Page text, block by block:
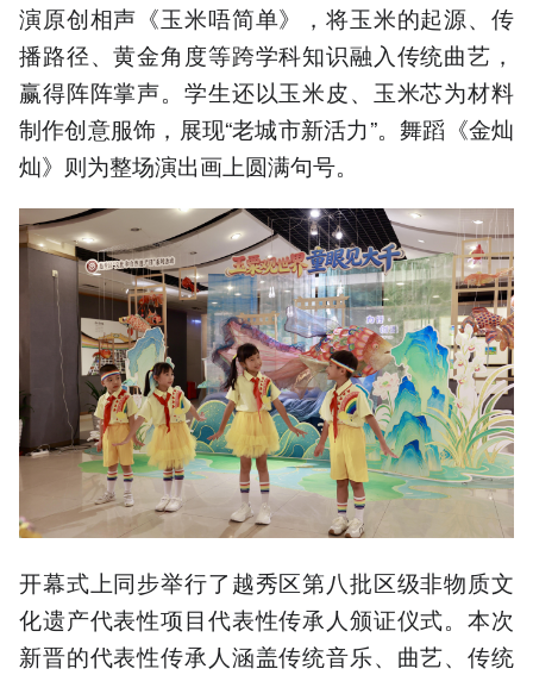
演原创相声《玉米唔简单》，将玉米的起源、传
播路径、黄金角度等跨学科知识融入传统曲艺，
赢得阵阵掌声。学生还以玉米皮、玉米芯为材料
制作创意服饰，展现“老城市新活力”。舞蹈《金灿
灿》则为整场演出画上圆满句号。
开幕式上同步举行了越秀区第八批区级非物质文
化遗产代表性项目代表性传承人颁证仪式。本次
新晋的代表性传承人涵盖传统音乐、曲艺、传统